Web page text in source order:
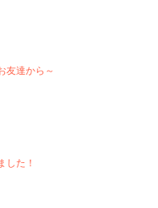
友達から～
した！